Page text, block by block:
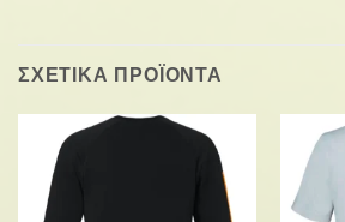
ΣΧΕΤΙΚΑ ΠΡΟΪΟΝΤΑ